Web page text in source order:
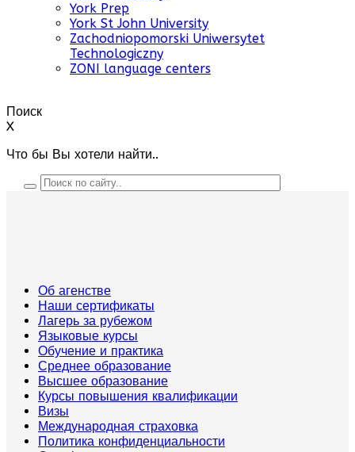
York Prep
York St John University
Zachodniopomorski Uniwersytet
Technologiczny
ZONI language centers
Поиск
X
Что бы Вы хотели найти..
Об агенстве
Наши сертификаты
Лагерь за рубежом
Языковые курсы
Обучение и практика
Среднее образование
Высшее образование
Курсы повышения квалификации
Визы
Международная страховка
Политика конфиденциальности